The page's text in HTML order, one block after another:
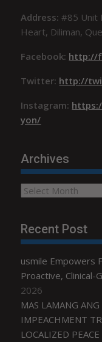
Address:#85 Unit
Heart, Diliman,
Facebook: http://
Twitter: http://
Instagram:
yon/
Archives
Archives
Recent Post
usmile Empowers
Proactive, Clinical-
2026
MAS LAMANG
IMPEACHMENT
LOCALIZED